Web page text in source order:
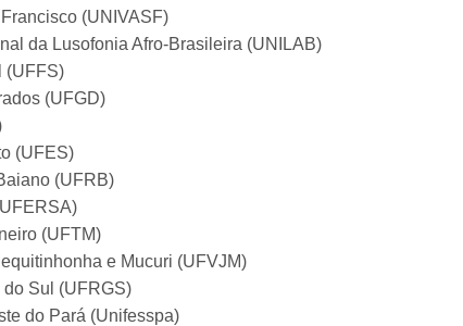
(UNIVASF)
da Lusofonia Afro-Brasileira (UNILAB)
(UFFS)
(UFGD)
(UFES)
(UFRB)
(UFTM)
e Mucuri (UFVJM)
Sul (UFRGS)
do Pará (Unifesspa)